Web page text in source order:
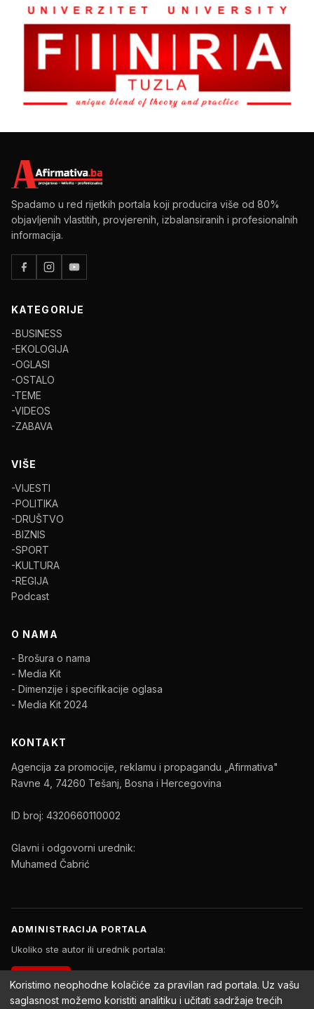
Spadamo u red rijetkih portala koji producira više od 80%
objavljenih vlastitih, provjerenih, izbalansiranih i profesionalnih
informacija.
KATEGORIJE
-BUSINESS
-EKOLOGIJA
-OGLASI
-OSTALO
-TEME
-VIDEOS
-ZABAVA
VIŠE
-VIJESTI
-POLITIKA
-DRUŠTVO
-BIZNIS
-SPORT
-KULTURA
-REGIJA
Podcast
O NAMA
- Brošura o nama
- Media Kit
- Dimenzije i specifikacije oglasa
- Media Kit 2024
KONTAKT
Agencija za promocije, reklamu i propagandu „Afirmativa"
Ravne 4, 74260 Tešanj, Bosna i Hercegovina
ID broj: 4320660110002
Glavni i odgovorni urednik:
Muhamed Čabrić
ADMINISTRACIJA PORTALA
Ukoliko ste autor ili urednik portala:
Koristimo neophodne kolačiće za pravilan rad portala. Uz vašu
saglasnost možemo koristiti analitiku i učitati sadržaje trećih